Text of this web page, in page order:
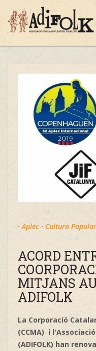
·Aplec · Cultura Popular
ACORD
MITJANS
ADIFOLK
La Corporació
(CCMA) i
(ADIFOLK) han